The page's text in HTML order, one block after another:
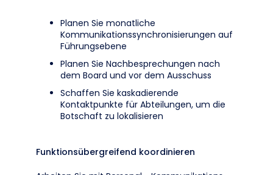
Planen Sie monatliche
Kommunikationssynchronisierungen auf
Führungsebene
Planen Sie Nachbesprechungen nach
dem Board und vor dem Ausschuss
Schaffen Sie kaskadierende
Kontaktpunkte für Abteilungen, um die
Botschaft zu lokalisieren
Funktionsübergreifend koordinieren